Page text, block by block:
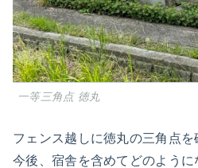
一等三角点 徳丸
フェンス越しに徳丸の三角点を
今後、宿舎を含めてどのように